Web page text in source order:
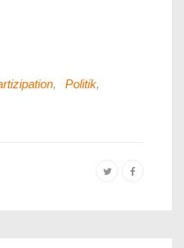
, Politik,